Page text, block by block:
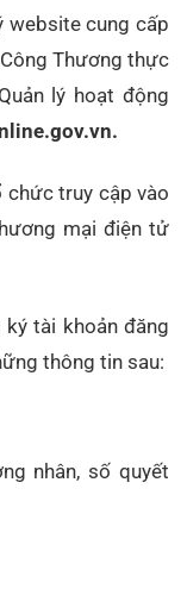
website cung cấp
Thương thực
lý hoạt động
chức truy cập vào
mại điện tử
tài khoản đăng
thông tin sau:
nhân, số quyết